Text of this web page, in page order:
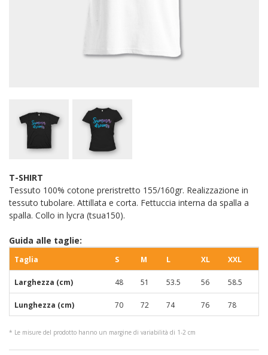
T-SHIRT
Tessuto 100% cotone preristretto 155/160gr. Realizzazione in
tessuto tubolare. Attillata e corta. Fettuccia interna da spalla a
spalla. Collo in lycra (tsua150).
Guida alle taglie:
Taglia S M L XL XXL
Larghezza (cm) 48 51 53.5 56 58.5
Lunghezza (cm) 70 72 74 76 78
* Le misure del prodotto hanno un margine di variabilità di 1-2 cm